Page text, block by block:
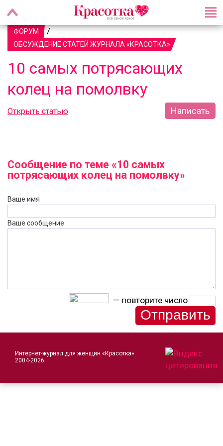
ФОРУМ /
ОБСУЖДЕНИЕ СТАТЕЙ ЖУРНАЛА «КРАСОТКА»
10 самых потрясающих
колец на помолвку
Открыть статью Написать
Сообщение по теме «10 самых
потрясающих колец на помолвку»
Ваше имя
Ваше сообщение
— повторите число
Интернет-журнал для женщин «Красотка»
2004-2026